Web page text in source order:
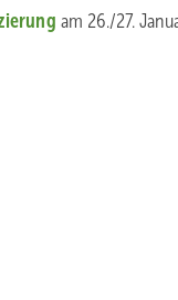
am 26./27.